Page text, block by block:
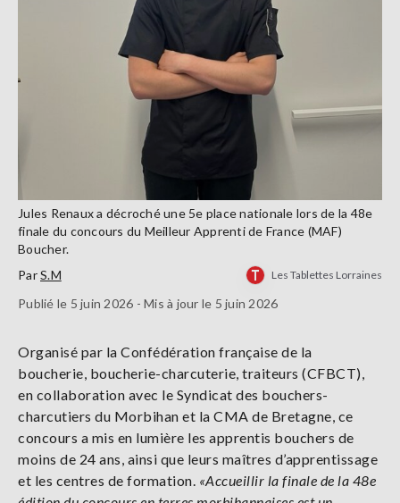
Jules Renaux a décroché une 5e place nationale lors de la 48e
finale du concours du Meilleur Apprenti de France (MAF)
Boucher.
ParS.M Les Tablettes Lorraines
Publié le 5 juin 2026 - Mis à jour le 5 juin 2026
Organisé par la Confédération française de la
boucherie, boucherie-charcuterie, traiteurs (CFBCT),
en collaboration avec le Syndicat des bouchers-
charcutiers du Morbihan et la CMA de Bretagne, ce
concours a mis en lumière les apprentis bouchers de
moins de 24 ans, ainsi que leurs maîtres d’apprentissage
et les centres de formation. «Accueillir la finale de la 48e